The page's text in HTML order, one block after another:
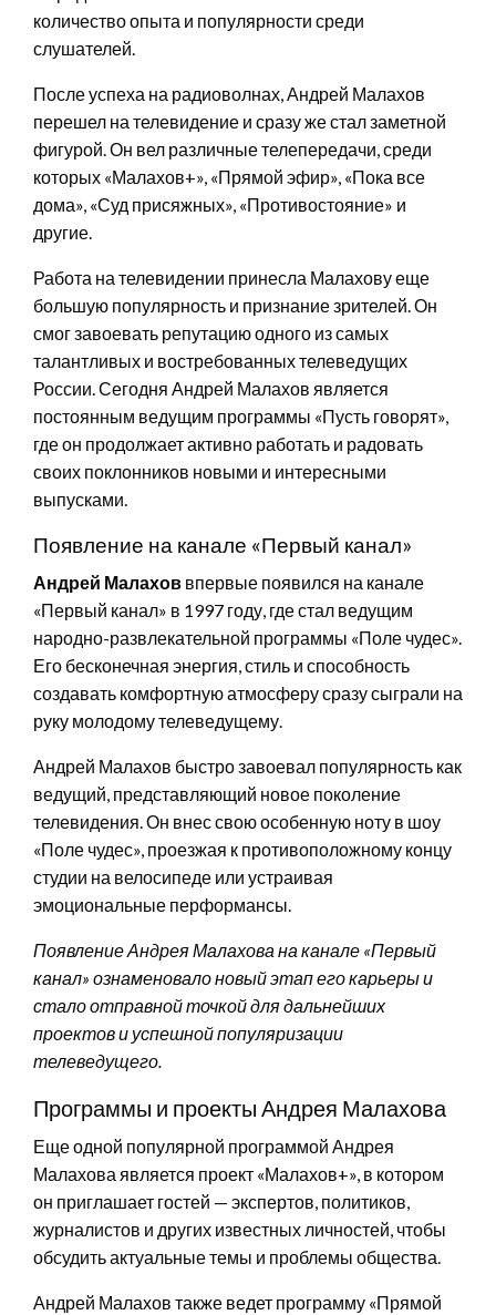
количество опыта и популярности среди
слушателей.
После успеха на радиоволнах, Андрей Малахов
перешел на телевидение и сразу же стал заметной
фигурой. Он вел различные телепередачи, среди
которых «Малахов+», «Прямой эфир», «Пока все
дома», «Суд присяжных», «Противостояние» и
другие.
Работа на телевидении принесла Малахову еще
большую популярность и признание зрителей. Он
смог завоевать репутацию одного из самых
талантливых и востребованных телеведущих
России. Сегодня Андрей Малахов является
постоянным ведущим программы «Пусть говорят»,
где он продолжает активно работать и радовать
своих поклонников новыми и интересными
выпусками.
Появление на канале «Первый канал»
Андрей Малахов впервые появился на канале
«Первый канал» в 1997 году, где стал ведущим
народно-развлекательной программы «Поле чудес».
Его бесконечная энергия, стиль и способность
создавать комфортную атмосферу сразу сыграли на
руку молодому телеведущему.
Андрей Малахов быстро завоевал популярность как
ведущий, представляющий новое поколение
телевидения. Он внес свою особенную ноту в шоу
«Поле чудес», проезжая к противоположному концу
студии на велосипеде или устраивая
эмоциональные перформансы.
Появление Андрея Малахова на канале «Первый
канал» ознаменовало новый этап его карьеры и
стало отправной точкой для дальнейших
проектов и успешной популяризации
телеведущего.
Программы и проекты Андрея Малахова
Еще одной популярной программой Андрея
Малахова является проект «Малахов+», в котором
он приглашает гостей — экспертов, политиков,
журналистов и других известных личностей, чтобы
обсудить актуальные темы и проблемы общества.
Андрей Малахов также ведет программу «Прямой